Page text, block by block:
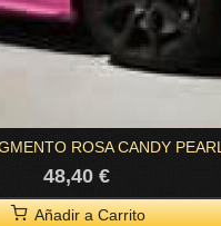
ROSA CANDY PEARL
48,40 €
Añadir a Carrito